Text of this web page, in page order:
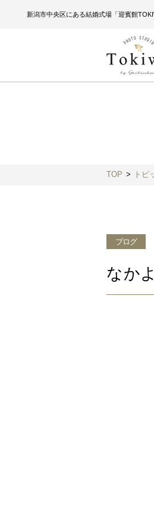
新潟市中央区にある結婚式場「迎賓館
TOP トピ
ブログ
なか